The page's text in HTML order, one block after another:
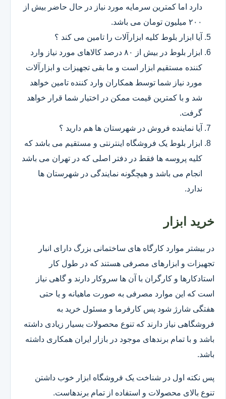
دارد اما کمترین سرمایه مورد نیاز در حال حاضر بیش از
۲۰۰ میلیون تومان می باشد.
آیا ابزار بلوط کلیه ابزارآلات را تامین می کند ؟
ابزار بلوط در بیش از ۸۰ درصد کالاهای مورد نیاز وارد
کننده مستقیم ابزار است و ما بقی تجهیزات و ابزارآلات
مورد نیاز شما توسط همکاران وارد کننده تامین خواهد
شد و با کمترین قیمت ممکن در اختیار شما قرار خواهد
گرفت.
آیا نماینده فروش در شهرستان ها هم دارید ؟
ابزار بلوط یک فروشگاه اینترنتی و مستقیم می باشد که
کلیه پروسه ها فقط در دفتر اصلی که در تهران می باشد
انجام می باشد و هیچگونه نمایندگی در شهرستان ها
ندارد.
خرید ابزار
در بیشتر موارد کارگاه های ساختمانی بزرگ دارای انبار
تجهیزات و ابزارهای مصرفی هستند که در طول کار
استادکارها و کارگران با آن ها سروکار دارند و گاهی نیاز
است که این موارد مصرفی به صورت ماهیانه و یا حتی
هفتگی شارژ شود پس کارفرما و مسئول خرید به
فروشگاهی نیاز دارند که تنوع محصولات بسیار زیادی داشته
باشد و با تمام برندهای موجود در بازار ایران همکاری داشته
باشد.
پس نکته اول در شناخت یک فروشگاه ابزار خوب داشتن
تنوع بالای محصولات و استفاده از تمام برندهاست.